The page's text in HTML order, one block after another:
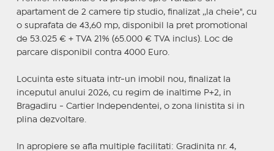
apartament de 2 camere tip studio, finalizat ,,la cheie", cu
o suprafata de 43,60 mp, disponibil la pret promotional
de 53.025 € + TVA 21% (65.000 € TVA inclus). Loc de
parcare disponibil contra 4000 Euro.
Locuinta este situata intr-un imobil nou, finalizat la
inceputul anului 2026, cu regim de inaltime P+2, in
Bragadiru - Cartier Independentei, o zona linistita si in
plina dezvoltare.
In apropiere se afla multiple facilitati: Gradinita nr. 4,